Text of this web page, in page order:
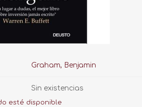
Graham, Benjamin
Sin existencias